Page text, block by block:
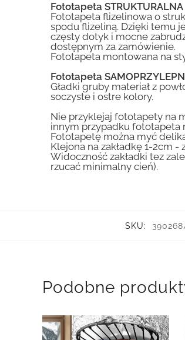
Fototapeta STRUKTURALNA
Fototapeta flizelinowa o
spodu flizeliną. Dzięki temu
częsty dotyk i mocne
dostępnym za zamówienie.
Fototapeta montowana na
Fototapeta
Gładki gruby materiał z
soczyste i ostre kolory.
Nie przyklejaj fototapety na
innym przypadku fototapeta
Fototapetę można myć
Klejona na zakładkę 1-2cm
Widoczność zakładki tez
rzucać minimalny cień).
SKU:
Podobne